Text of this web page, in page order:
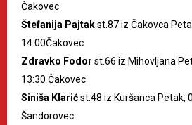
Čakovec
Štefanija Pajtakst.87 iz Čakovca
14:00Čakovec
Zdravko Fodor st.66 iz Mihovljana
13:30 Čakovec
Siniša Klarićst.48 iz Kuršanca Petak,
Šandorovec